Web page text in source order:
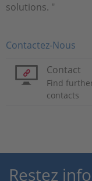
solutions. "
Contactez-Nous
Contact
Find
contacts
Restez